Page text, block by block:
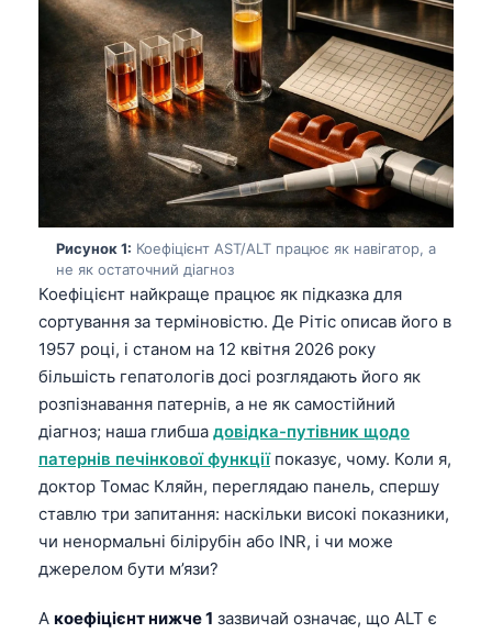
Рисунок 1: Коефіцієнт AST/ALT працює як навігатор, а
не як остаточний діагноз
Коефіцієнт найкраще працює як підказка для
сортування за терміновістю. Де Рітіс описав його в
1957 році, і станом на 12 квітня 2026 року
більшість гепатологів досі розглядають його як
розпізнавання патернів, а не як самостійний
діагноз; наша глибша довідка-путівник щодо
патернів печінкової функціїпоказує, чому. Коли я,
доктор Томас Кляйн, переглядаю панель, спершу
ставлю три запитання: наскільки високі показники,
чи ненормальні білірубін або INR, і чи може
джерелом бути м’язи?
A коефіцієнт нижче 1 зазвичай означає, що ALT є